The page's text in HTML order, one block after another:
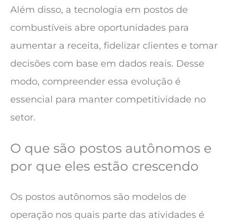
Além disso, a tecnologia em postos de
combustíveis abre oportunidades para
aumentar a receita, fidelizar clientes e tomar
decisões com base em dados reais. Desse
modo, compreender essa evolução é
essencial para manter competitividade no
setor.
O que são postos autônomos e
por que eles estão crescendo
Os postos autônomos são modelos de
operação nos quais parte das atividades é